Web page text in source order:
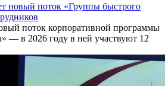
новый поток «Группы быстрого
поток корпоративной программы
— в 2026 году в ней участвуют 12